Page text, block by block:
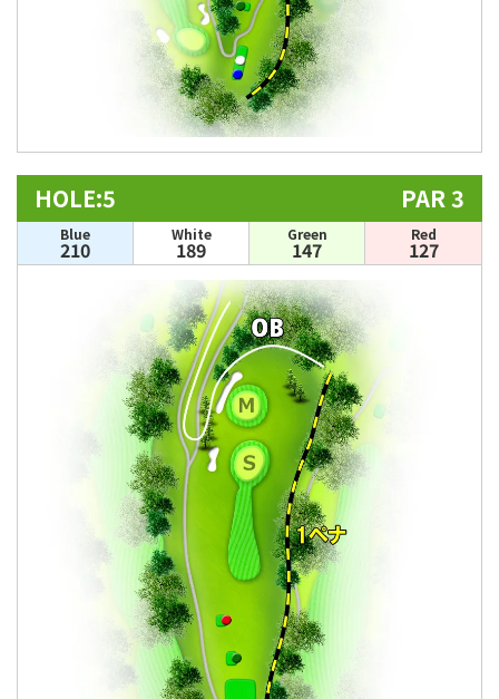
HOLE:5 PAR 3
Blue
210
White
189
Green
147
Red
127